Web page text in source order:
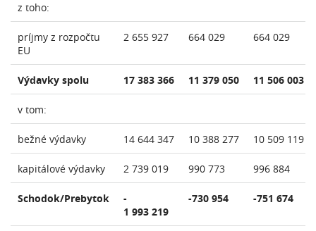
z toho:
príjmy z rozpočtu
EU
2 655 927 664 029 664 029
Výdavky spolu 17 383 366 11 379 050 11 506 003
v tom:
bežné výdavky 14 644 347 10 388 277 10 509 119
kapitálové výdavky 2 739 019 990 773 996 884
Schodok/Prebytok
-
1 993 219
-730 954 -751 674